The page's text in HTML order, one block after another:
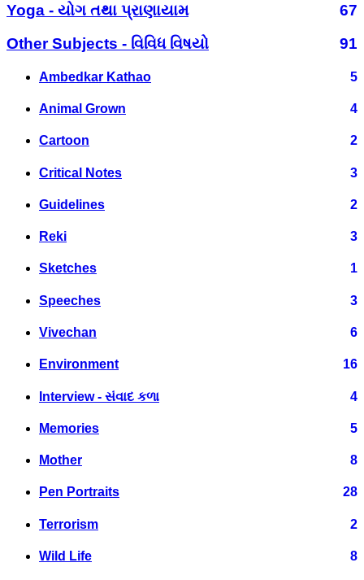
Yoga - યોગ તથા પ્રાણાયામ
67
Other Subjects - વિવિધ વિષયો
91
Ambedkar Kathao 5
Animal Grown 4
Cartoon 2
Critical Notes 3
Guidelines 2
Reki 3
Sketches 1
Speeches 3
Vivechan 6
Environment 16
Interview - સંવાદ કળા 4
Memories 5
Mother 8
Pen Portraits 28
Terrorism 2
Wild Life 8